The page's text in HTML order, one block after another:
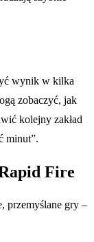
wynik w kilka
zobaczyć, jak
kolejny zakład
minut”.
Fire
przemyślane gry –